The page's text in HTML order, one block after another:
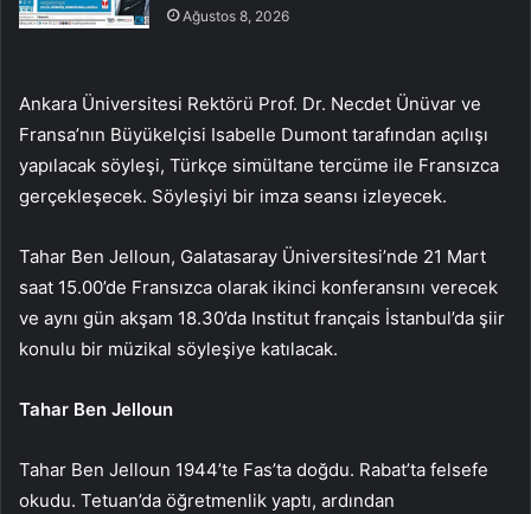
Ağustos 8, 2026
Ankara Üniversitesi Rektörü Prof. Dr. Necdet Ünüvar ve
Fransa’nın Büyükelçisi Isabelle Dumont tarafından açılışı
yapılacak söyleşi, Türkçe simültane tercüme ile Fransızca
gerçekleşecek. Söyleşiyi bir imza seansı izleyecek.
Tahar Ben Jelloun, Galatasaray Üniversitesi’nde 21 Mart
saat 15.00’de Fransızca olarak ikinci konferansını verecek
ve aynı gün akşam 18.30’da Institut français İstanbul’da şiir
konulu bir müzikal söyleşiye katılacak.
Tahar Ben Jelloun
Tahar Ben Jelloun 1944’te Fas’ta doğdu. Rabat’ta felsefe
okudu. Tetuan’da öğretmenlik yaptı, ardından